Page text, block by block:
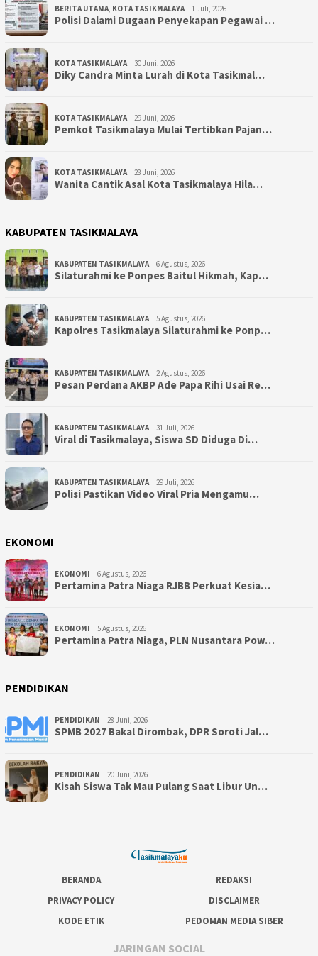
BERITA UTAMA KOTA TASIKMALAYA 1 Juli, 2026
Polisi Dalami Dugaan Penyekapan Pegawai …
KOTA TASIKMALAYA 30 Juni, 2026
Diky Candra Minta Lurah di Kota Tasikmal…
KOTA TASIKMALAYA 29 Juni, 2026
Pemkot Tasikmalaya Mulai Tertibkan Pajan…
KOTA TASIKMALAYA 28 Juni, 2026
Wanita Cantik Asal Kota Tasikmalaya Hila…
KABUPATEN TASIKMALAYA
KABUPATEN TASIKMALAYA 6 Agustus, 2026
Silaturahmi ke Ponpes Baitul Hikmah, Kap…
KABUPATEN TASIKMALAYA 5 Agustus, 2026
Kapolres Tasikmalaya Silaturahmi ke Ponp…
KABUPATEN TASIKMALAYA 2 Agustus, 2026
Pesan Perdana AKBP Ade Papa Rihi Usai Re…
KABUPATEN TASIKMALAYA 31 Juli, 2026
Viral di Tasikmalaya, Siswa SD Diduga Di…
KABUPATEN TASIKMALAYA 29 Juli, 2026
Polisi Pastikan Video Viral Pria Mengamu…
EKONOMI
EKONOMI 6 Agustus, 2026
Pertamina Patra Niaga RJBB Perkuat Kesia…
EKONOMI 5 Agustus, 2026
Pertamina Patra Niaga, PLN Nusantara Pow…
PENDIDIKAN
PENDIDIKAN 28 Juni, 2026
SPMB 2027 Bakal Dirombak, DPR Soroti Jal…
PENDIDIKAN 20 Juni, 2026
Kisah Siswa Tak Mau Pulang Saat Libur Un…
BERANDA
REDAKSI
PRIVACY POLICY
DISCLAIMER
KODE ETIK
PEDOMAN MEDIA SIBER
JARINGAN SOCIAL